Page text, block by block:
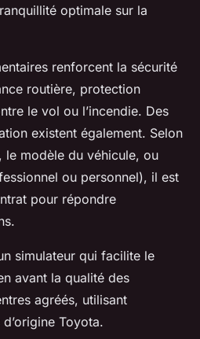
optimale sur la
renforcent la sécurité
routière, protection
le vol ou l’incendie. Des
existent également. Selon
modèle du véhicule, ou
ou personnel), il est
pour répondre
simulateur qui facilite le
avant la qualité des
agréés, utilisant
Toyota.